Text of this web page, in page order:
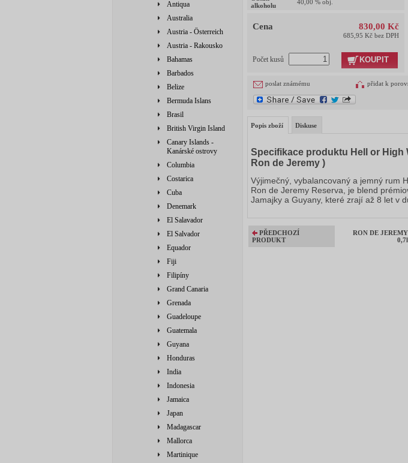
Antiqua
Australia
Austria - Österreich
Austria - Rakousko
Bahamas
Barbados
Belize
Bermuda Islans
Brasil
British Virgin Island
Canary Islands -
Kanárské ostrovy
Columbia
Costarica
Cuba
Denemark
El Salavador
El Salvador
Equador
Fiji
Filipíny
Grand Canaria
Grenada
Guadeloupe
Guatemala
Guyana
Honduras
India
Indonesia
Jamaica
Japan
Madagascar
Mallorca
Martinique
alkoholu
40,00 % obj.
Cena 830,00 Kč
685,95 Kč bez DPH
Počet kusů KOUPIT
poslat známému přidat k
Popis zboží Diskuse
Specifikace produktu Hell or High
Ron de Jeremy )
Výjimečný, vybalancovaný a jemný rum
Ron de Jeremy Reserva, je blend
Jamajky a Guyany, které zrají až 8 let v
PŘEDCHOZÍ
PRODUKT
RON DE